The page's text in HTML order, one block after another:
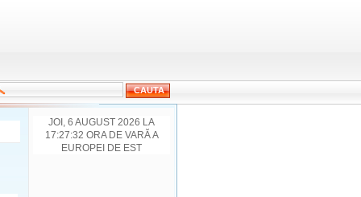
JOI, 6 AUGUST 2026 LA
17:27:32 ORA DE VARĂ A
EUROPEI DE EST